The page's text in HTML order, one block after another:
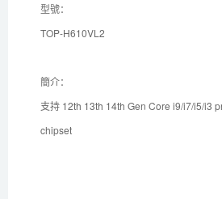
型號：
TOP-H610VL2
簡介：
支持 12th 13th 14th Gen Core i9/i7/i5/i3
chipset